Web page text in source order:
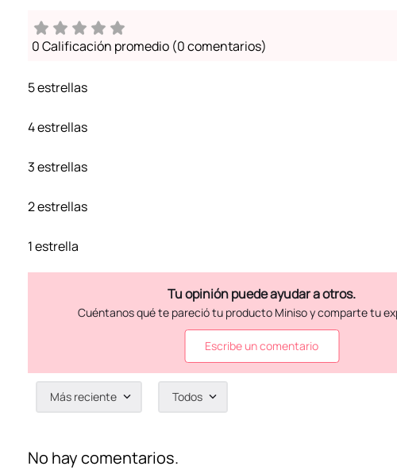
0 Calificación promedio (0 comentarios)
5 estrellas
4 estrellas
3 estrellas
2 estrellas
1 estrella
Escribe un comentario
Agregar comentario
Más reciente Todos
No hay comentarios.